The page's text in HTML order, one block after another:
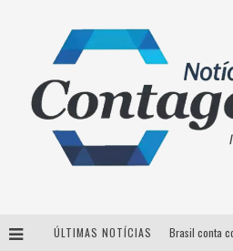
ÚLTIMAS NOTÍCIAS